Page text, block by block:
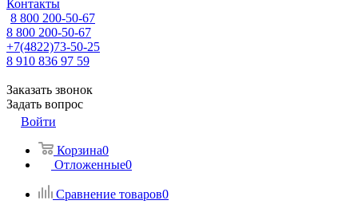
Контакты
8 800 200-50-67
8 800 200-50-67
+7(4822)73-50-25
8 910 836 97 59
Заказать звонок
Задать вопрос
Войти
Корзина0
Отложенные0
Сравнение товаров0